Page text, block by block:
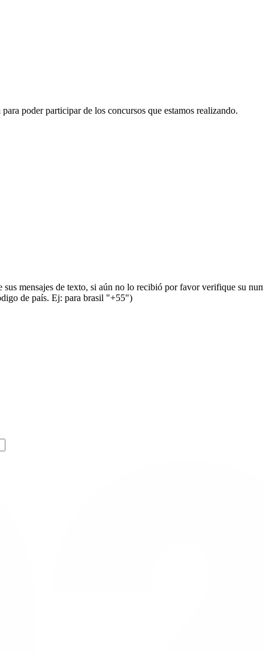
poder participar de los concursos que estamos realizando.
sus mensajes de texto, si aún no lo recibió por favor verifique su
de país. Ej: para brasil "+55")